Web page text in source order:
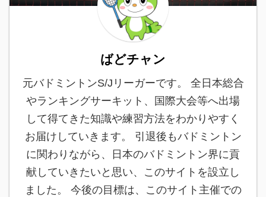
ばどチャン
元バドミントンS/Jリーガーです。 全日本総合
やランキングサーキット、国際大会等へ出場
して得てきた知識や練習方法をわかりやすく
お届けしていきます。 引退後もバドミントン
に関わりながら、日本のバドミントン界に貢
献していきたいと思い、このサイトを設立し
ました。 今後の目標は、このサイト主催での